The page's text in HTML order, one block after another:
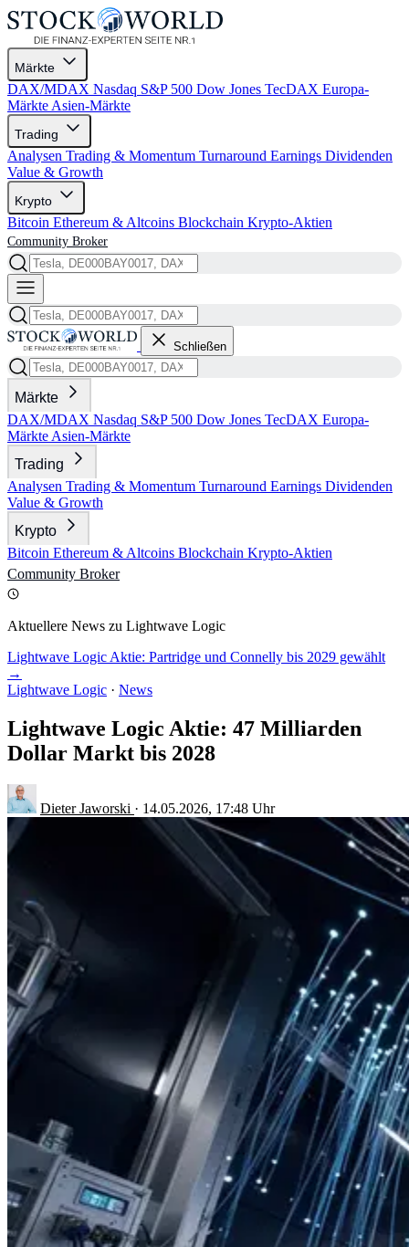
Märkte
DAX/MDAX Nasdaq S&P 500 Dow Jones TecDAX Europa-
Märkte Asien-Märkte
Trading
Analysen Trading & Momentum Turnaround Earnings Dividenden
Value & Growth
Krypto
Bitcoin Ethereum & Altcoins Blockchain Krypto-Aktien
Community Broker
Schließen
Märkte
DAX/MDAX Nasdaq S&P 500 Dow Jones TecDAX Europa-
Märkte Asien-Märkte
Trading
Analysen Trading & Momentum Turnaround Earnings Dividenden
Value & Growth
Krypto
Bitcoin Ethereum & Altcoins Blockchain Krypto-Aktien
Community Broker
Aktuellere News zu Lightwave Logic
Lightwave Logic Aktie: Partridge und Connelly bis 2029 gewählt
→
Lightwave Logic · News
Lightwave Logic Aktie: 47 Milliarden
Dollar Markt bis 2028
Dieter Jaworski · 14.05.2026, 17:48 Uhr